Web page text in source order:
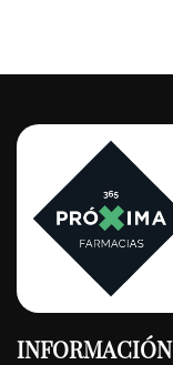
INFORMACIÓN